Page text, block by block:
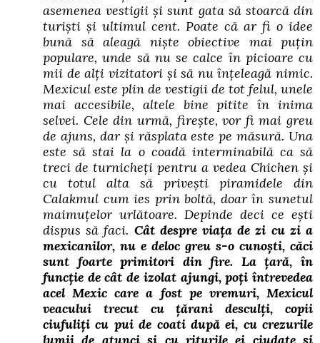
asemenea vestigii și sunt gata să stoarcă din
turiști și ultimul cent. Poate că ar fi o idee
bună să aleagă niște obiective mai puțin
populare, unde să nu se calce în picioare cu
mii de alți vizitatori și să nu înțeleagă nimic.
Mexicul este plin de vestigii de tot felul, unele
mai accesibile, altele bine pitite în inima
selvei. Cele din urmă, firește, vor fi mai greu
de ajuns, dar și răsplata este pe măsură. Una
este să stai la o coadă interminabilă ca să
treci de turnicheți pentru a vedea Chichen și
cu totul alta să privești piramidele din
Calakmul cum ies prin boltă, doar în sunetul
maimuțelor urlătoare. Depinde deci ce ești
dispus să faci. Cât despre viața de zi cu zi a
mexicanilor, nu e deloc greu s-o cunoști, căci
sunt foarte primitori din fire. La țară, în
funcție de cât de izolat ajungi, poți întrevedea
acel Mexic care a fost pe vremuri, Mexicul
veacului trecut cu țărani desculți, copii
ciufuliți cu pui de coati după ei, cu crezurile